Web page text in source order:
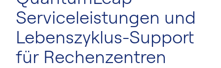
Serviceleistungen und
Lebenszyklus-Support
für Rechenzentren